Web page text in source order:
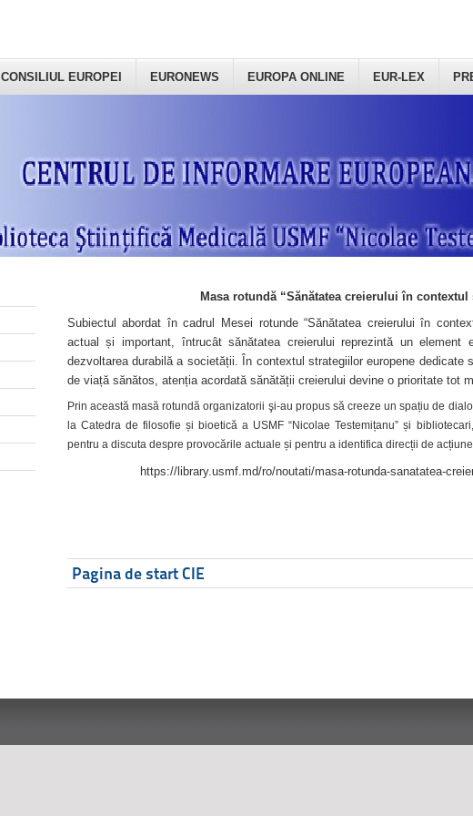
CONSILIUL EUROPEI EURONEWS EUROPA ONLINE EUR-LEX
Masa rotundă “Sănătatea creierului în
Subiectul abordat în cadrul Mesei rotunde “Sănătatea creierului în
actual și important, întrucât sănătatea creierului reprezintă un element
dezvoltarea durabilă a societății. În contextul strategiilor europene dedicate
de viață sănătos, atenția acordată sănătății creierului devine o prioritate tot
Prin această masă rotundă organizatorii şi-au propus să creeze un spațiu de
la Catedra de filosofie și bioetică a USMF “Nicolae Testemițanu” și
pentru a discuta despre provocările actuale și pentru a identifica direcții de
https://library.usmf.md/ro/noutati/masa-rotunda-sanatatea-
Pagina de start CIE